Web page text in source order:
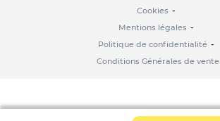
Cookies
Mentions légales
Politique de confidentialité
Conditions Générales de vente